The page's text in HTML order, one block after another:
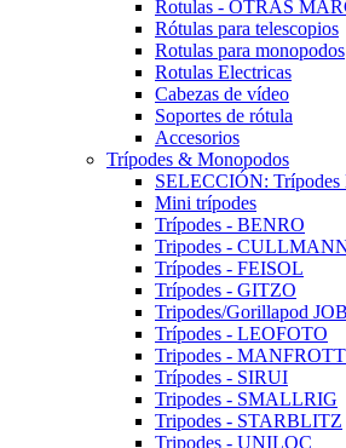
Rotulas - OTRAS
Rótulas para telescopios
Rotulas para monopodos
Rotulas Electricas
Cabezas de vídeo
Soportes de rótula
Accesorios
Trípodes & Monopodos
SELECCIÓN:
Mini trípodes
Trípodes - BENRO
Tripodes -
Trípodes - FEISOL
Trípodes - GITZO
Tripodes/Gorillapod
Trípodes - LEOFOTO
Tripodes -
Trípodes - SIRUI
Tripodes - SMALLRIG
Tripodes - STARBLITZ
Tripodes - UNILOC